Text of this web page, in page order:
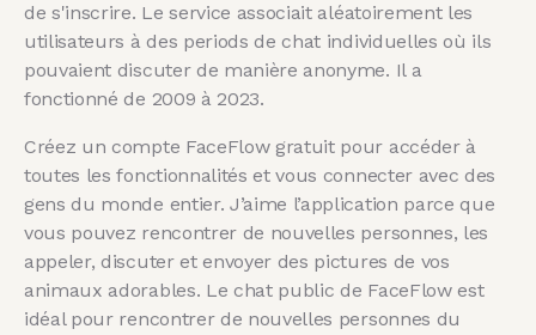
de s'inscrire. Le service associait aléatoirement les
utilisateurs à des periods de chat individuelles où ils
pouvaient discuter de manière anonyme. Il a
fonctionné de 2009 à 2023.
Créez un compte FaceFlow gratuit pour accéder à
toutes les fonctionnalités et vous connecter avec des
gens du monde entier. J’aime l’application parce que
vous pouvez rencontrer de nouvelles personnes, les
appeler, discuter et envoyer des pictures de vos
animaux adorables. Le chat public de FaceFlow est
idéal pour rencontrer de nouvelles personnes du